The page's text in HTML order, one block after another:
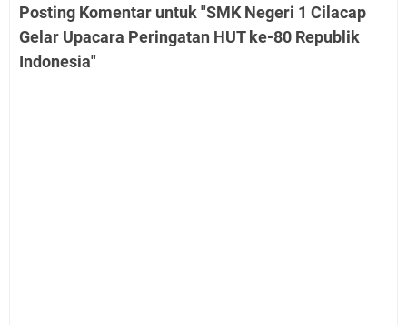
Posting Komentar untuk "SMK Negeri 1 Cilacap
Gelar Upacara Peringatan HUT ke-80 Republik
Indonesia"